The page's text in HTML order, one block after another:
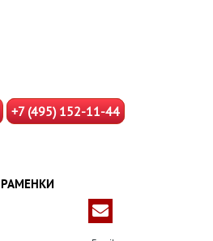
+7 (495) 152-11-44
РАМЕНКИ